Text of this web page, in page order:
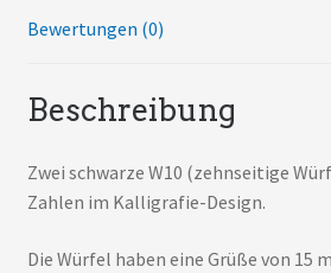
Bewertungen (0)
Beschreibung
Zwei schwarze W10 (zehnseitige
Zahlen im Kalligrafie-Design.
Die Würfel haben eine Grüße von 15